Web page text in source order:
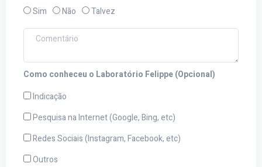
Sim
Não Talvez
Como conheceu o Laboratório Felippe (Opcional)
Indicação
Pesquisa na Internet (Google, Bing, etc)
Redes Sociais (Instagram, Facebook, etc)
Outros